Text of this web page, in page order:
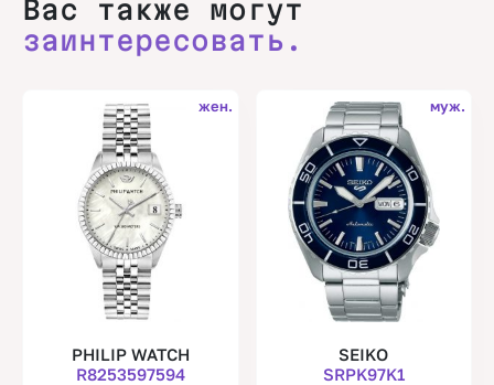
Вас также могут
заинтересовать.
жен.
PHILIP WATCH
R8253597594
муж.
SEIKO
SRPK97K1